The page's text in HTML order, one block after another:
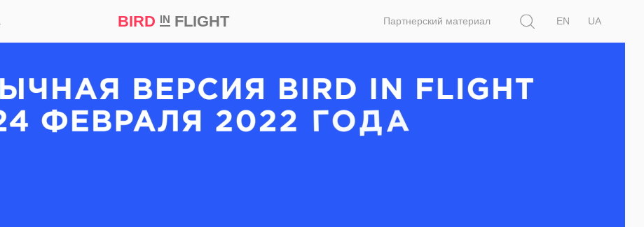
BIRD INFLIGHT Партнерский материал
EN
UA